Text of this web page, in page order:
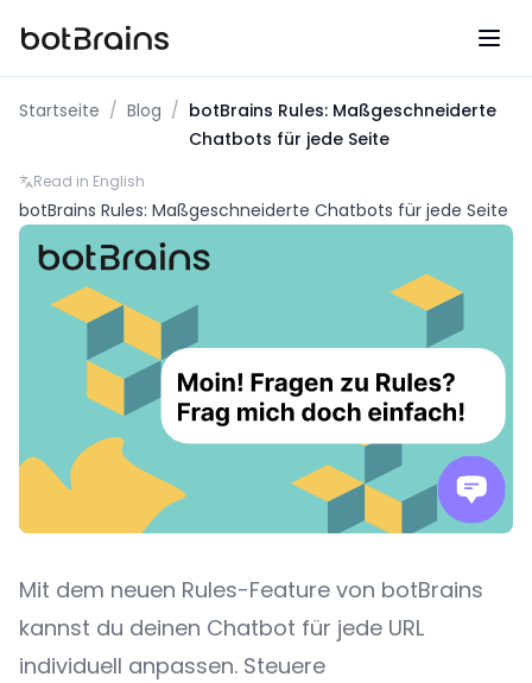
botBrains UG (haftungsbeschraenkt)
Startseite / Blog / botBrains Rules: Maßgeschneiderte
Chatbots für jede Seite
Read in English
botBrains Rules: Maßgeschneiderte Chatbots für jede Seite
Mit dem neuen Rules-Feature von botBrains
kannst du deinen Chatbot für jede URL
individuell anpassen. Steuere